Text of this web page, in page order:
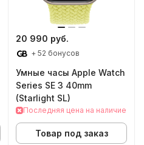
20 990 руб.
+ 52 бонусов
Умные часы Apple Watch
Series SE 3 40mm
(Starlight SL)
Последняя цена на наличие
Товар под заказ